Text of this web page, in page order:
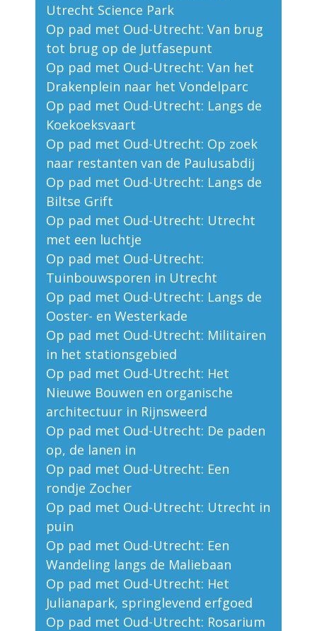
Utrecht Science Park
Op pad met Oud-Utrecht: Van brug
tot brug op de Jutfasepunt
Op pad met Oud-Utrecht: Van het
Drakenplein naar het Vondelparc
Op pad met Oud-Utrecht: Langs de
Koekoeksvaart
Op pad met Oud-Utrecht: Op zoek
naar restanten van de Paulusabdij
Op pad met Oud-Utrecht: Langs de
Biltse Grift
Op pad met Oud-Utrecht: Utrecht
met een luchtje
Op pad met Oud-Utrecht:
Tuinbouwsporen in Utrecht
Op pad met Oud-Utrecht: Langs de
Ooster- en Westerkade
Op pad met Oud-Utrecht: Militairen
in het stationsgebied
Op pad met Oud-Utrecht: Het
Nieuwe Bouwen en organische
architectuur in Rijnsweerd
Op pad met Oud-Utrecht: De paden
op, de lanen in
Op pad met Oud-Utrecht: Een
rondje Zocher
Op pad met Oud-Utrecht: Utrecht in
puin
Op pad met Oud-Utrecht: Een
Wandeling langs de Maliebaan
Op pad met Oud-Utrecht: Het
Julianapark, springlevend erfgoed
Op pad met Oud-Utrecht: Rosarium